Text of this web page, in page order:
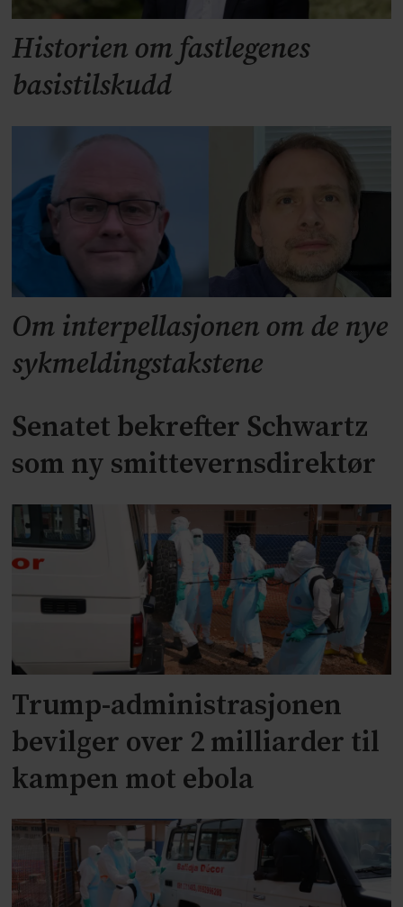
Historien om fastlegenes
basistilskudd
Om interpellasjonen om de nye
sykmeldingstakstene
Senatet bekrefter Schwartz
som ny smittevernsdirektør
Trump-administrasjonen
bevilger over 2 milliarder til
kampen mot ebola